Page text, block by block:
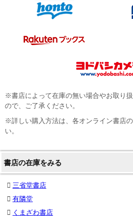
※書店によって在庫の無い場合やお取り
ので、ご了承ください。
※詳しい購入方法は、各オンライン書店
い。
書店の在庫をみる
三省堂書店
有隣堂
くまざわ書店